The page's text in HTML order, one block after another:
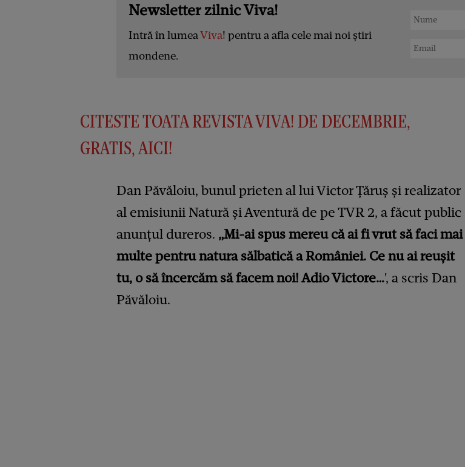
Newsletter zilnic Viva!
Intră în lumeaViva! pentru a afla cele mai noi știri
mondene.
CITESTE TOATA REVISTA VIVA! DE DECEMBRIE,
GRATIS, AICI!
Dan Păvăloiu, bunul prieten al lui Victor Țăruș și realizator
al emisiunii Natură și Aventură de pe TVR 2, a făcut public
anunțul dureros. „Mi-ai spus mereu că ai fi vrut să faci mai
multe pentru natura sălbatică a României. Ce nu ai reușit
tu, o să încercăm să facem noi! Adio Victore…', a scris Dan
Păvăloiu.